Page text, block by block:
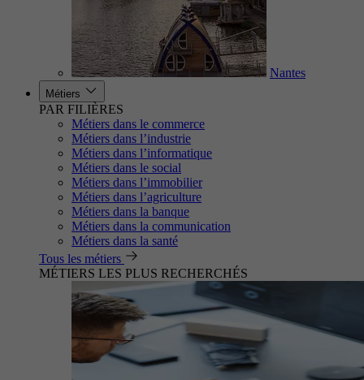
Nantes
Métiers
PAR FILIÈRES
Métiers dans le commerce
Métiers dans l’industrie
Métiers dans l’informatique
Métiers dans le social
Métiers dans l’immobilier
Métiers dans l’agriculture
Métiers dans la banque
Métiers dans la communication
Métiers dans la santé
Tous les métiers
MÉTIERS LES PLUS RECHERCHÉS